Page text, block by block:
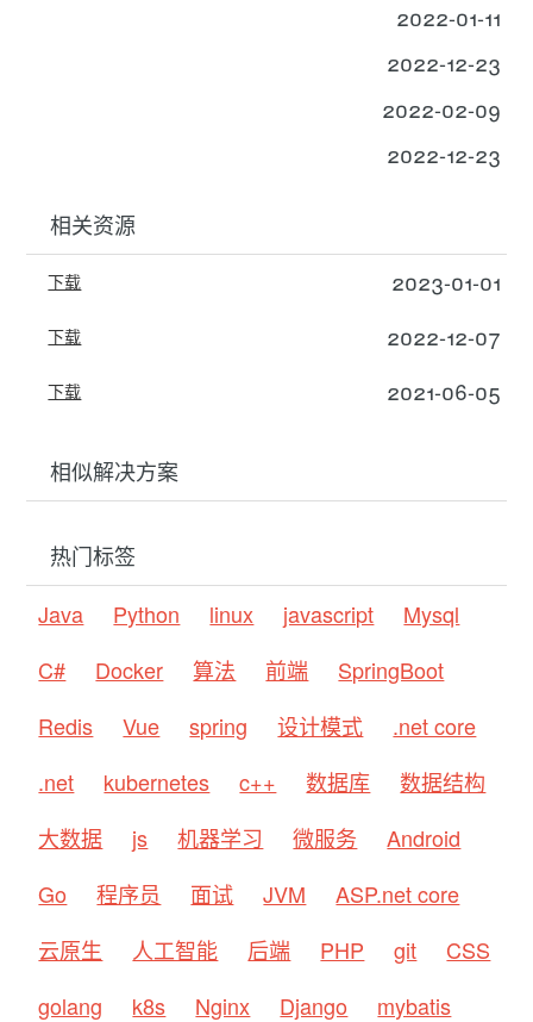
2022-01-11
2022-12-23
2022-02-09
2022-12-23
相关资源
下载 2023-01-01
下载 2022-12-07
下载 2021-06-05
相似解决方案
热门标签
Java
Python linux javascript
Mysql
C#
Docker 算法 前端
SpringBoot
Redis
Vue spring 设计模式
.net core
.net
kubernetes c++ 数据库
数据结构
大数据
js 机器学习 微服务
Android
Go
程序员 面试 JVM
ASP.net core
云原生
人工智能 后端 PHP git
CSS
golang
k8s Nginx Django
mybatis